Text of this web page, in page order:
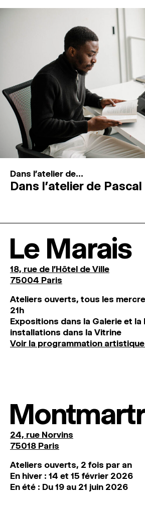
Dans l'atelier de...
Dans l’atelier de
Le Marais
18, rue de l'Hôtel de Ville
75004 Paris
Ateliers ouverts, tous les
21h
Expositions dans la Galerie et la
installations dans la Vitrine
Voir la programmation
24, rue Norvins
75018 Paris
Ateliers ouverts, 2 fois par an
En hiver : 14 et 15 février 2026
En été : Du 19 au 21 juin 2026